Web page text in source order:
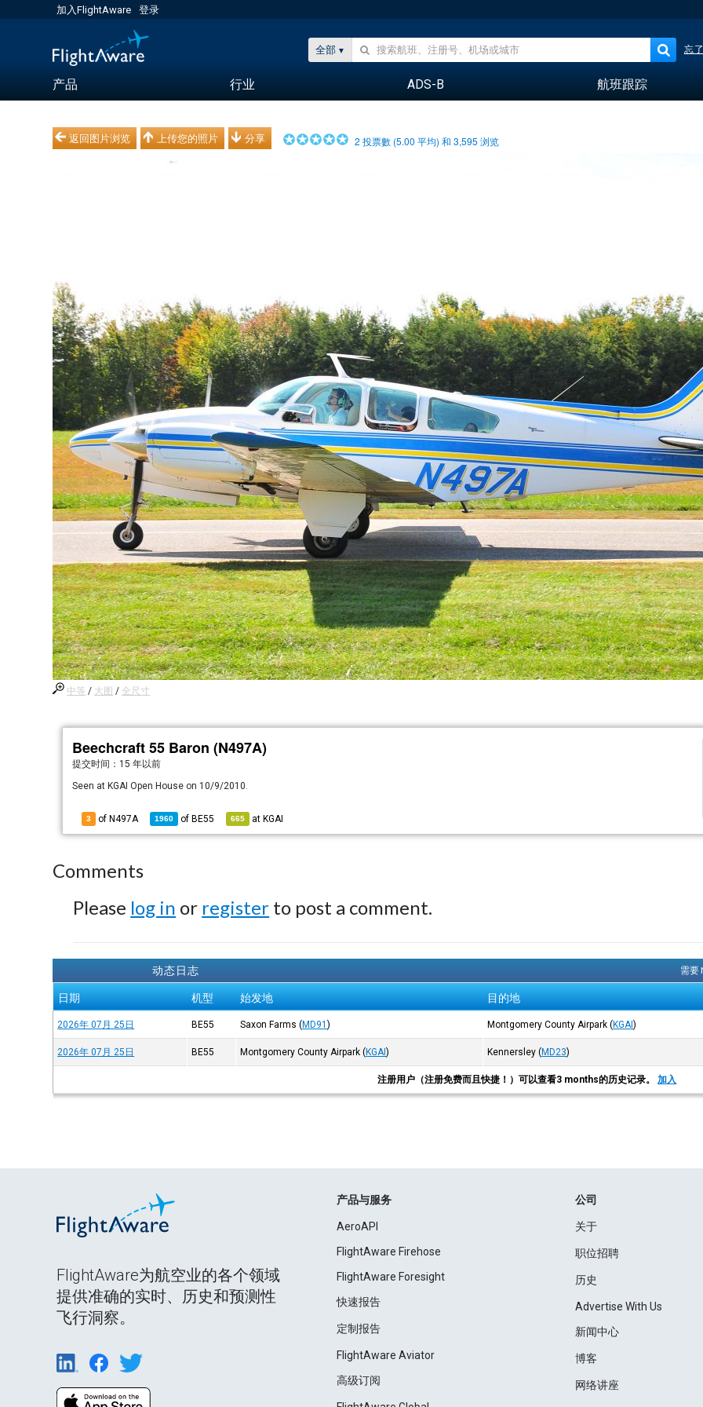
加入FlightAware 登录
全部 忘
产品 行业 ADS-B 航班跟踪
返回图片浏览 上传您的照片 分享 2 投票數 (5.00 平均) 和3,595 浏览
中等 / 大图 / 全尺寸
Beechcraft 55 Baron (N497A)
提交时间： 15 年以前
Seen at KGAI Open House on 10/9/2010.
3 of N497A 1960 of BE55 665 at KGAI
Comments
Please log in or register to post a comment.
动态日志 需要
日期 机型 始发地 目的地
2026年 07月 25日 BE55 Saxon Farms (MD91) Montgomery County Airpark (KGAI)
2026年 07月 25日 BE55 Montgomery County Airpark (KGAI) Kennersley (MD23)
注册用户（注册免费而且快捷！）可以查看3 months的历史记录。加入
FlightAware为航空业的各个领域
提供准确的实时、历史和预测性
飞行洞察。
产品与服务
AeroAPI
FlightAware Firehose
FlightAware Foresight
快速报告
定制报告
FlightAware Aviator
高级订阅
公司
关于
职位招聘
历史
Advertise With Us
新闻中心
博客
网络讲座